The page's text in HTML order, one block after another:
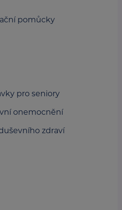
pomůcky
pro seniory
onemocnění
zdraví